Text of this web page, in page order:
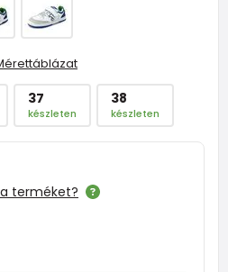
37
készleten
38
készleten
terméket?